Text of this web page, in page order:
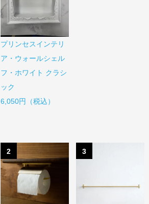
プリンセスインテリ
ア・ウォールシェル
フ・ホワイト クラシ
ック
6,050円（税込）
2 3